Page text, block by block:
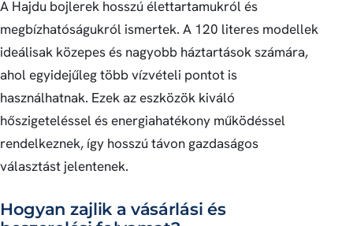
A Hajdu bojlerek hosszú élettartamukról és
megbízhatóságukról ismertek. A 120 literes modellek
ideálisak közepes és nagyobb háztartások számára,
ahol egyidejűleg több vízvételi pontot is
használhatnak. Ezek az eszközök kiváló
hőszigeteléssel és energiahatékony működéssel
rendelkeznek, így hosszú távon gazdaságos
választást jelentenek.
Hogyan zajlik a vásárlási és